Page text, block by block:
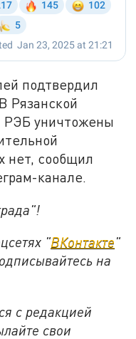
подтвердил
Рязанской
РЭБ уничтожены
нет, сообщил
канале.
"ВКонтакте"
на
с редакцией
свои